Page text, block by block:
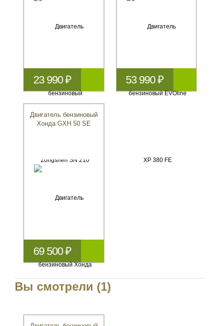
23 990 ₽ 53 990 ₽
Двигатель бензиновый
Хонда GXH 50 SE
69 500 ₽
Вы смотрели (1)